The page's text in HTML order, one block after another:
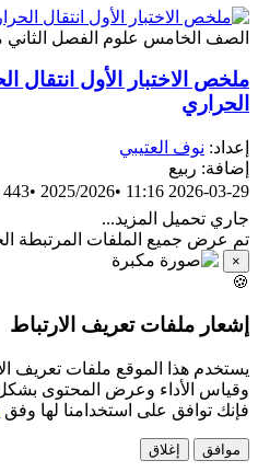
الصف الخامس علوم الفصل الثاني
ملخص الاختبار الأول انتقال
الحراري
إعداد: نوف العتيبي
إضافة: ربيع
2026-03-29 11:16
•
2025/2026
•
جاري تحميل المزيد...
تم عرض جميع الملفات المرتبطة
×
🍪
إشعار ملفات تعريف الارتباط
يستخدم هذا الموقع ملفات تعريف
وقياس الأداء وعرض المحتوى
فإنك توافق على استخدامنا لها وفق
موافق إغلاق